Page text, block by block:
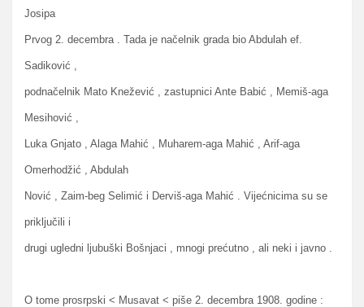
Josipa
Prvog 2. decembra . Tada je načelnik grada bio Abdulah ef.
Sadiković ,
podnačelnik Mato Knežević , zastupnici Ante Babić , Memiš-aga
Mesihović ,
Luka Gnjato , Alaga Mahić , Muharem-aga Mahić , Arif-aga
Omerhodžić , Abdulah
Nović , Zaim-beg Selimić i Derviš-aga Mahić . Vijećnicima su se
priključili i
drugi ugledni ljubuški Bošnjaci , mnogi prećutno , ali neki i javno .
O tome prosrpski < Musavat < piše 2. decembra 1908. godine :